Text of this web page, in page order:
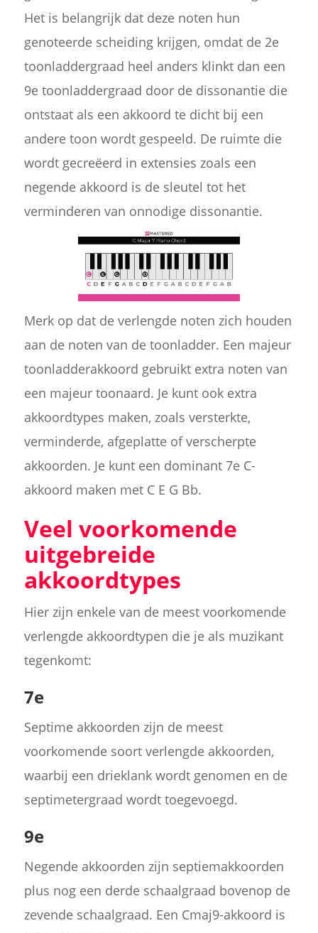
Het is belangrijk dat deze noten hun
genoteerde scheiding krijgen, omdat de 2e
toonladdergraad heel anders klinkt dan een
9e toonladdergraad door de dissonantie die
ontstaat als een akkoord te dicht bij een
andere toon wordt gespeeld. De ruimte die
wordt gecreëerd in extensies zoals een
negende akkoord is de sleutel tot het
verminderen van onnodige dissonantie.
Merk op dat de verlengde noten zich houden
aan de noten van de toonladder. Een majeur
toonladderakkoord gebruikt extra noten van
een majeur toonaard. Je kunt ook extra
akkoordtypes maken, zoals versterkte,
verminderde, afgeplatte of verscherpte
akkoorden. Je kunt een dominant 7e C-
akkoord maken met C E G Bb.
Veel voorkomende
uitgebreide
akkoordtypes
Hier zijn enkele van de meest voorkomende
verlengde akkoordtypen die je als muzikant
tegenkomt:
7e
Septime akkoorden zijn de meest
voorkomende soort verlengde akkoorden,
waarbij een drieklank wordt genomen en de
septimetergraad wordt toegevoegd.
9e
Negende akkoorden zijn septiemakkoorden
plus nog een derde schaalgraad bovenop de
zevende schaalgraad. Een Cmaj9-akkoord is